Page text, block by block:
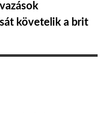
követelik a brit